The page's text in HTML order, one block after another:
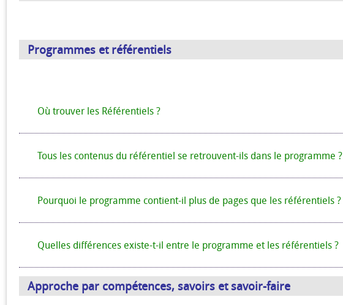
Programmes et référentiels
Où trouver les Référentiels ?
Tous les contenus du référentiel se retrouvent-ils dans le programme ?
Pourquoi le programme contient-il plus de pages que les référentiels ?
Quelles différences existe-t-il entre le programme et les référentiels ?
Approche par compétences, savoirs et savoir-faire